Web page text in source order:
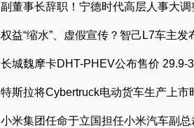
副董事长辞职！宁德时代高层人事大调
长城魏摩卡DHT-PHEV公布售价 29.9-